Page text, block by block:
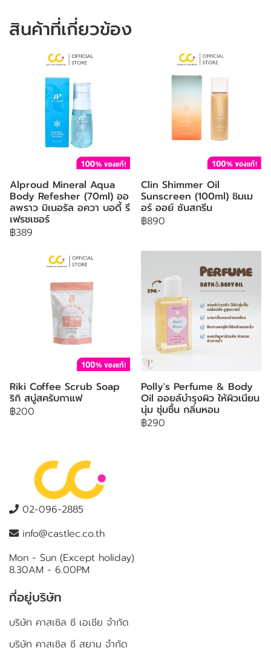
สินค้าที่เกี่ยวข้อง
Alproud Mineral Aqua
Body Refesher (70ml) ออ
ลพราว มิเนอรัล อควา บอดี้ รี
เฟรชเชอร์
฿389
Clin Shimmer Oil
Sunscreen (100ml) ชิมเม
อร์ ออย์ ซันสกรีน
฿890
Riki Coffee Scrub Soap
ริกิ สบู่สครับกาแฟ
฿200
Polly's Perfume & Body
Oil ออยล์บำรุงผิว ให้ผิวเนียน
นุ่ม ชุ่มชื้น กลิ่นหอม
฿290
02-096-2885
info@castlec.co.th
Mon - Sun (Except holiday)
8.30AM - 6.00PM
ที่อยู่บริษัท
บริษัท คาสเซิล ซี เอเชีย จำกัด
บริษัท คาสเซิล ซี สยาม จำกัด